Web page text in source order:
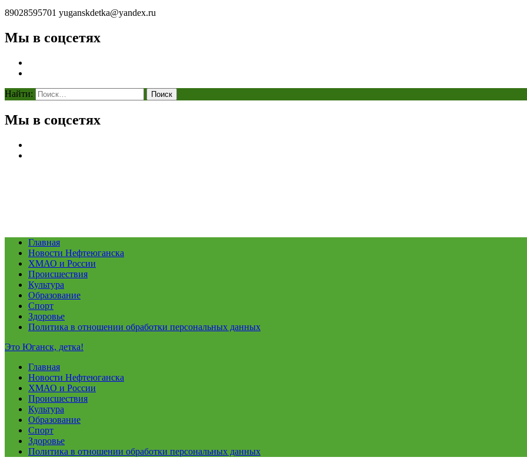
89028595701 yuganskdetka@yandex.ru
Мы в соцсетях
Найти:
Мы в соцсетях
Главная
Новости Нефтеюганска
ХМАО и России
Происшествия
Культура
Образование
Спорт
Здоровье
Политика в отношении обработки персональных данных
Это Юганск, детка!
Главная
Новости Нефтеюганска
ХМАО и России
Происшествия
Культура
Образование
Спорт
Здоровье
Политика в отношении обработки персональных данных